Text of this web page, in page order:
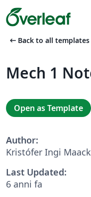
arrow_left_alt Back to all templates
Mech 1
Open as Template
Author:
Kristófer Ingi Maack
Last Updated:
6 anni fa